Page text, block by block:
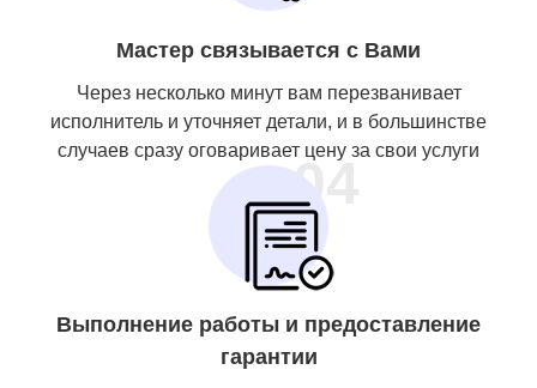
Мастер связывается с Вами
Через несколько минут вам перезванивает
исполнитель и уточняет детали, и в большинстве
случаев сразу оговаривает цену за свои услуги
04
Выполнение работы и предоставление
гарантии